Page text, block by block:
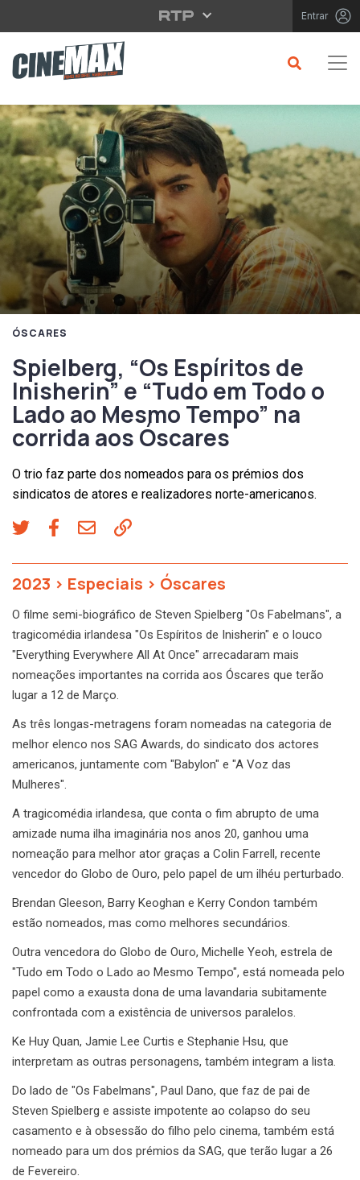
Saltar para o conteúdo principal Entrar
ÓSCARES
Spielberg, “Os Espíritos de
Inisherin” e “Tudo em Todo o
Lado ao Mesmo Tempo” na
corrida aos Óscares
O trio faz parte dos nomeados para os prémios dos
sindicatos de atores e realizadores norte-americanos.
2023 > Especiais > Óscares
O filme semi-biográfico de Steven Spielberg "Os Fabelmans", a
tragicomédia irlandesa "Os Espíritos de Inisherin" e o louco
"Everything Everywhere All At Once" arrecadaram mais
nomeações importantes na corrida aos Óscares que terão
lugar a 12 de Março.
As três longas-metragens foram nomeadas na categoria de
melhor elenco nos SAG Awards, do sindicato dos actores
americanos, juntamente com "Babylon" e "A Voz das
Mulheres".
A tragicomédia irlandesa, que conta o fim abrupto de uma
amizade numa ilha imaginária nos anos 20, ganhou uma
nomeação para melhor ator graças a Colin Farrell, recente
vencedor do Globo de Ouro, pelo papel de um ilhéu perturbado.
Brendan Gleeson, Barry Keoghan e Kerry Condon também
estão nomeados, mas como melhores secundários.
Outra vencedora do Globo de Ouro, Michelle Yeoh, estrela de
"Tudo em Todo o Lado ao Mesmo Tempo", está nomeada pelo
papel como a exausta dona de uma lavandaria subitamente
confrontada com a existência de universos paralelos.
Ke Huy Quan, Jamie Lee Curtis e Stephanie Hsu, que
interpretam as outras personagens, também integram a lista.
Do lado de "Os Fabelmans", Paul Dano, que faz de pai de
Steven Spielberg e assiste impotente ao colapso do seu
casamento e à obsessão do filho pelo cinema, também está
nomeado para um dos prémios da SAG, que terão lugar a 26
de Fevereiro.